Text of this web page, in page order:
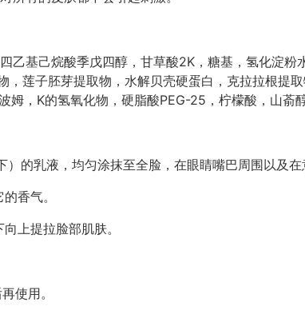
乙基己烷酸季戊四醇，甘草酸2K，糖基，氢化淀粉
，莲子胚芽提取物，水解贝壳硬蛋白，克拉拉根提
姆，K的氢氧化物，硬脂酸PEG-25，柠檬酸，山萮
的乳液，均匀涂抹至全脸，在眼睛嘴巴周围以及在
香气。
上提拉脸部肌肤。
使用。